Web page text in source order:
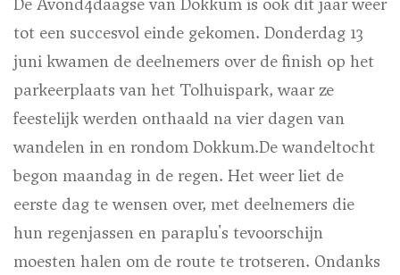
tot een succesvol einde gekomen. Donderdag 13
juni kwamen de deelnemers over de finish op het
parkeerplaats van het Tolhuispark, waar ze
feestelijk werden onthaald na vier dagen van
wandelen in en rondom Dokkum.De wandeltocht
begon maandag in de regen. Het weer liet de
eerste dag te wensen over, met deelnemers die
hun regenjassen en paraplu's tevoorschijn
moesten halen om de route te trotseren. Ondanks